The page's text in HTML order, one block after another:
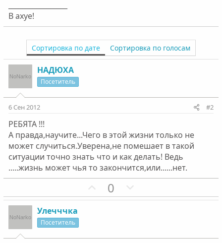
В ахуе!
Сортировка по дате Сортировка по голосам
НАДЮХА
Посетитель
6 Сен 2012 #2
РЕБЯТА !!!
А правда,научите...Чего в этой жизни только не
может случиться.Уверена,не помешает в такой
ситуации точно знать что и как делать! Ведь
.....жизнь может чья то закончится,или......нет.
П
о
т
0
е
т
Улечччка
Посетитель